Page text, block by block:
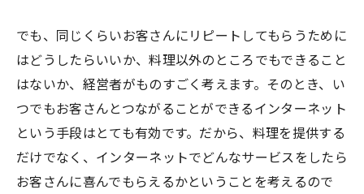
でも、同じくらいお客さんにリピートしてもらうために
はどうしたらいいか、料理以外のところでもできること
はないか、経営者がものすごく考えます。そのとき、い
つでもお客さんとつながることができるインターネット
という手段はとても有効です。だから、料理を提供する
だけでなく、インターネットでどんなサービスをしたら
お客さんに喜んでもらえるかということを考えるので